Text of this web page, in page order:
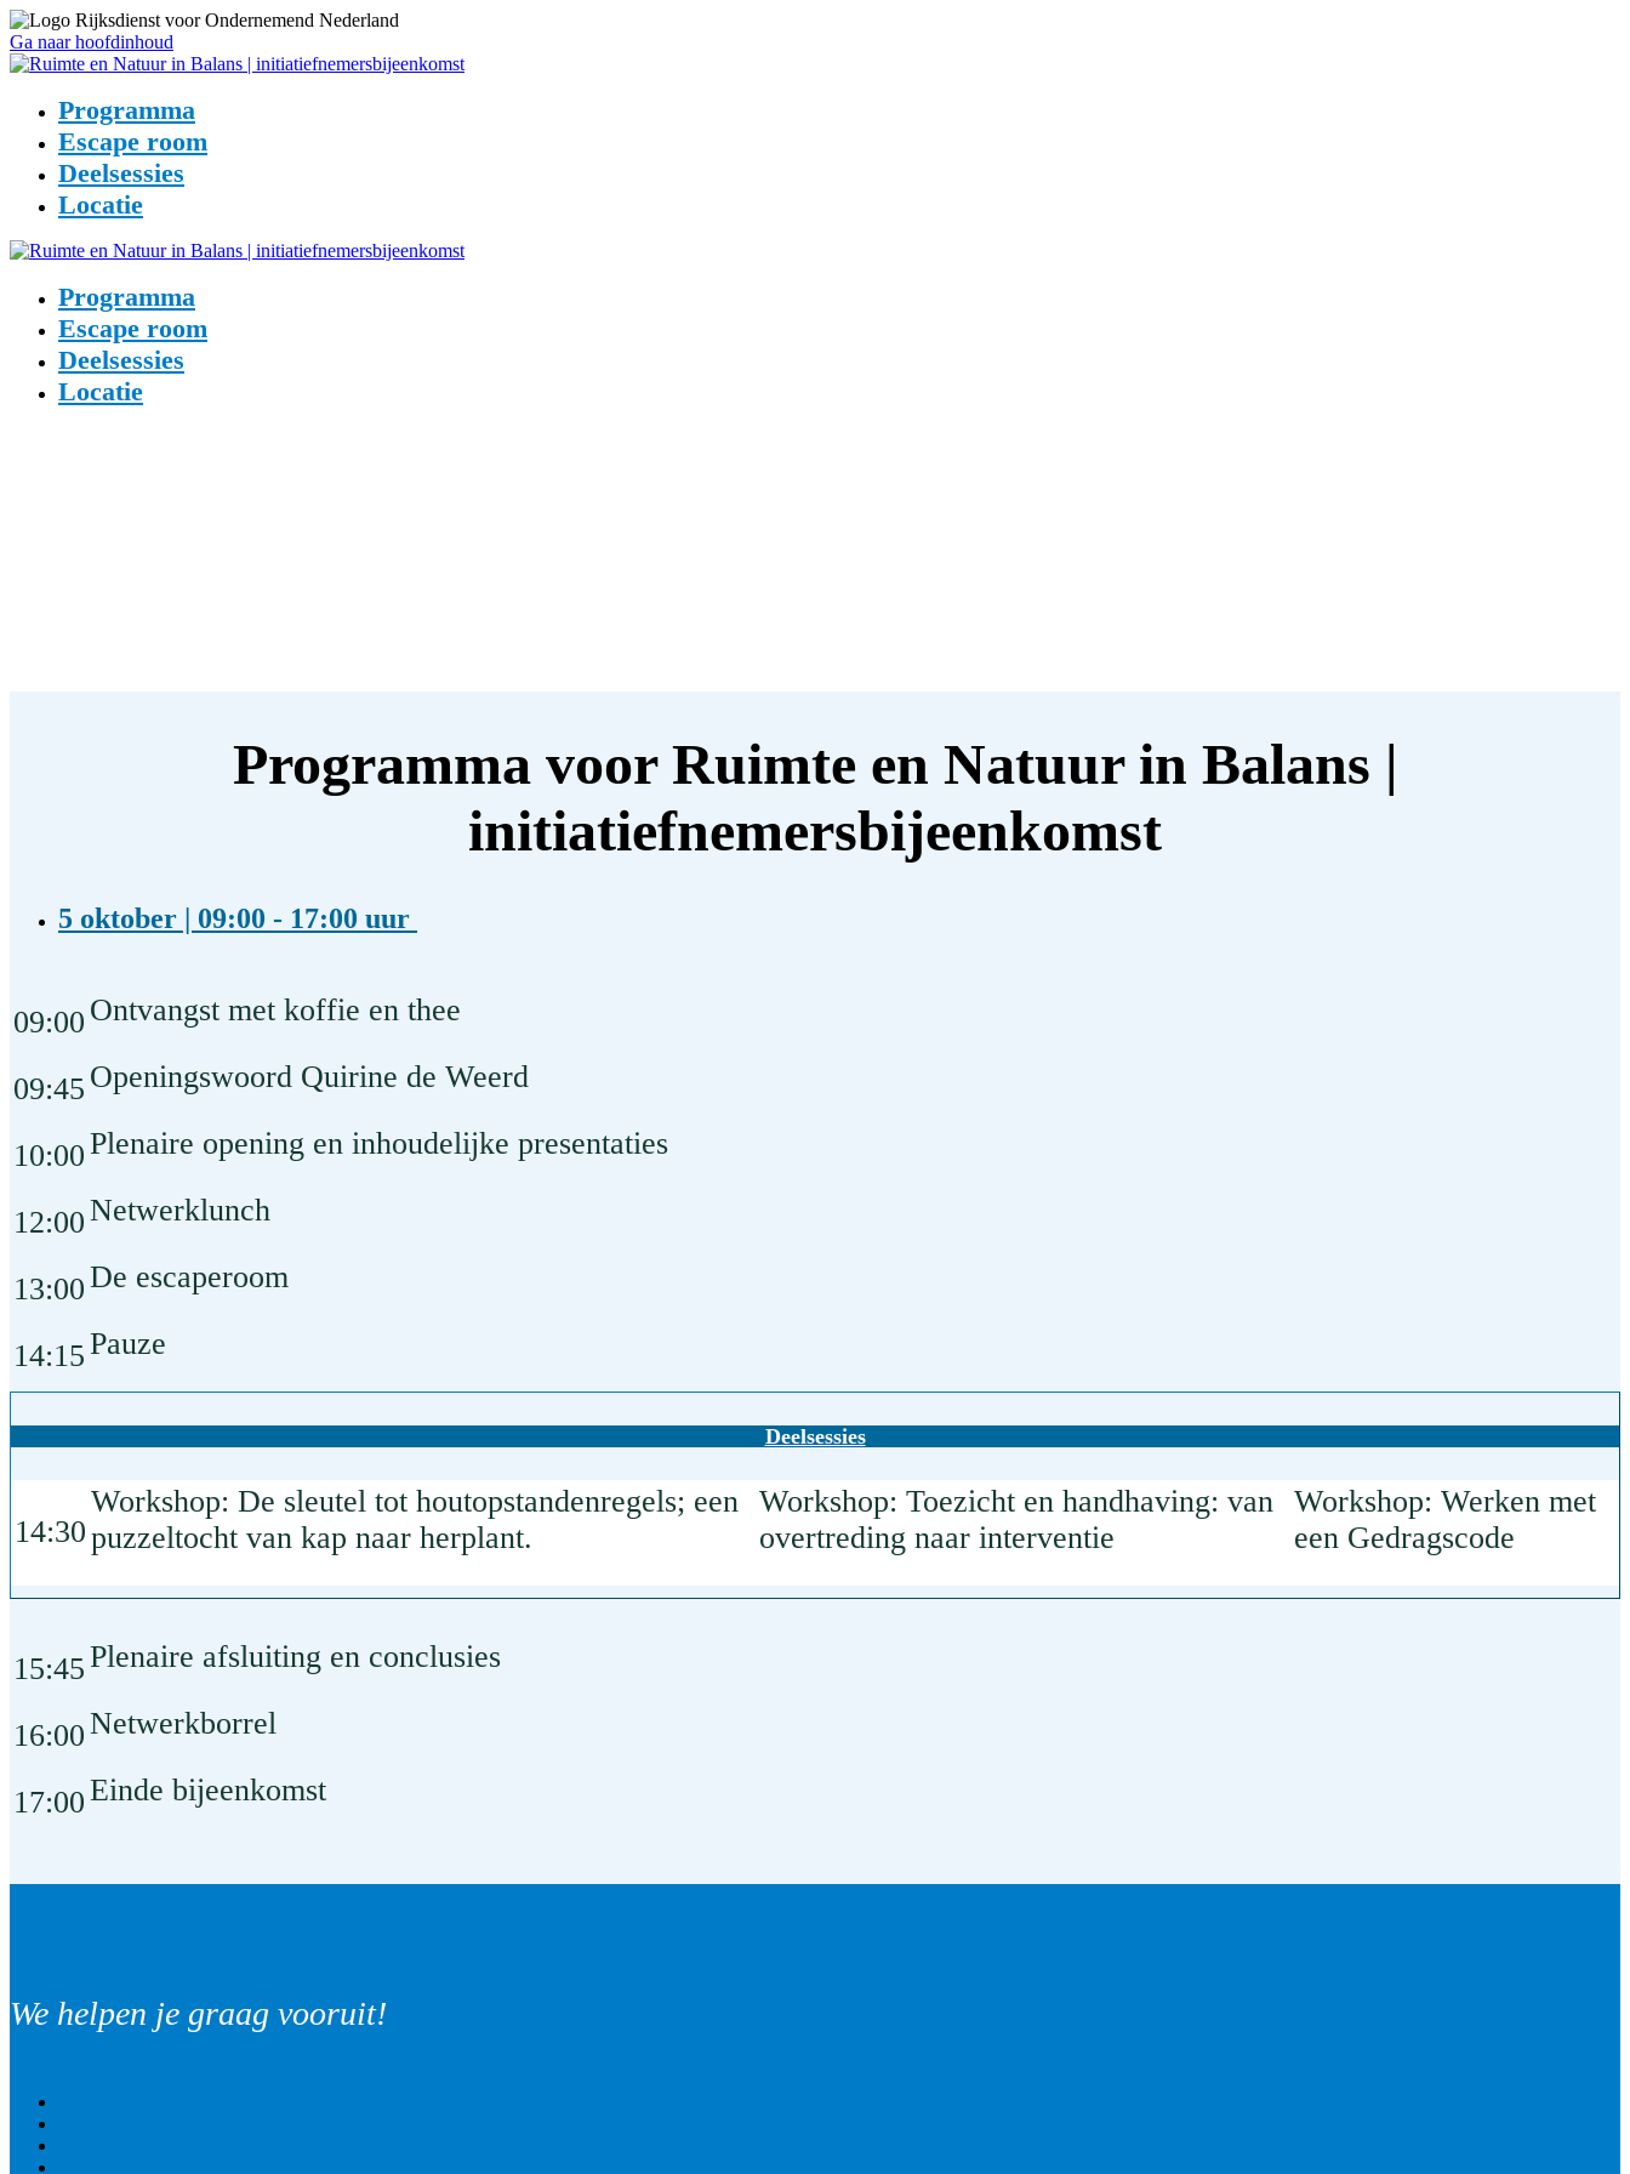
Ga naar hoofdinhoud
Programma
Escape room
Deelsessies
Locatie
Programma
Escape room
Deelsessies
Locatie
Programma voor Ruimte en Natuur in Balans |
initiatiefnemersbijeenkomst
5 oktober | 09:00 - 17:00 uur
09:00 Ontvangst met koffie en thee
09:45 Openingswoord Quirine de Weerd
10:00Plenaire opening en inhoudelijke presentaties
12:00Netwerklunch
13:00De escaperoom
14:15Pauze
Deelsessies
14:30
Workshop: De sleutel tot houtopstandenregels; een
puzzeltocht van kap naar herplant.
Workshop: Toezicht en handhaving: van
overtreding naar interventie
Workshop: Werken met
een Gedragscode
15:45Plenaire afsluiting en conclusies
16:00Netwerkborrel
17:00Einde bijeenkomst
We helpen je graag vooruit!